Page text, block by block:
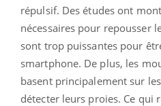
répulsif. Des études ont
nécessaires pour repousser
sont trop puissantes pour
smartphone. De plus, les
basent principalement sur
détecter leurs proies. Ce qui